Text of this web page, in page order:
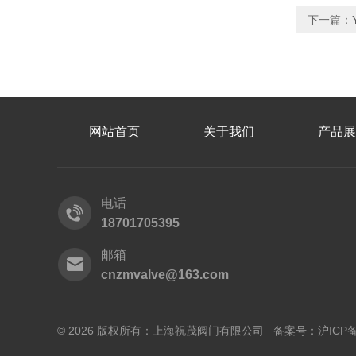
下一篇：
网站首页 关于我们 产品
电话
18701705395
邮箱
cnzmvalve@163.com
© 2026 版权所有：上海祝茂阀门有限公司 备案号： 沪ICP